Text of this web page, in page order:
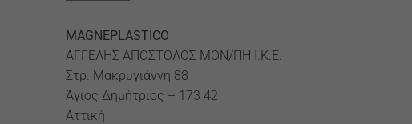
MAGNEPLASTICO
ΑΓΓΕΛΗΣ ΑΠΟΣΤΟΛΟΣ ΜΟΝ/ΠΗ Ι.Κ.Ε.
Στρ. Μακρυγιάννη 88
Άγιος Δημήτριος – 173 42
Αττική